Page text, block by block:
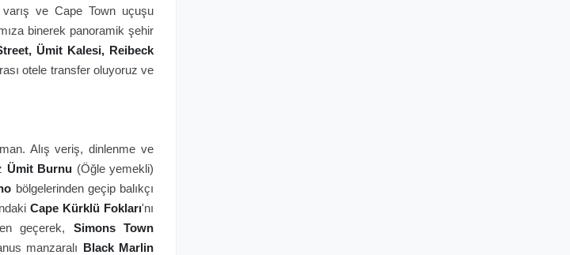
varış ve Cape Town uçuşu
binerek panoramik şehir
Ümit Kalesi, Reibeck
otele transfer oluyoruz ve
Alış veriş, dinlenme ve
Ümit Burnu (Öğle yemekli)
bölgelerinden geçip balıkçı
ndaki Cape Kürklü Fokları'nı
geçerek, Simons Town
manzaralı
Black Marlin